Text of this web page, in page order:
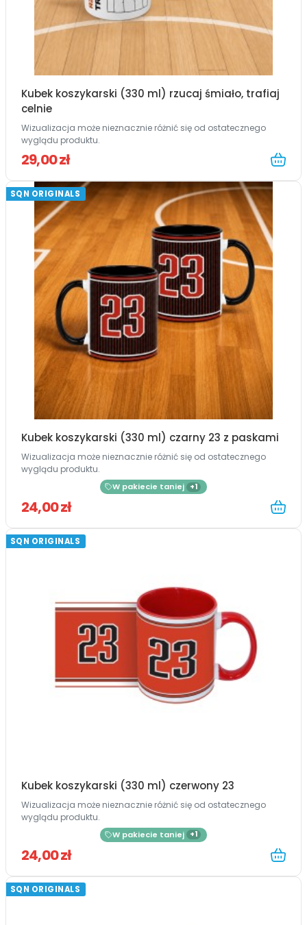
Kubek koszykarski (330 ml) rzucaj śmiało, trafiaj
celnie
Wizualizacja może nieznacznie różnić się od ostatecznego
wyglądu produktu.
29,00 zł
SQN ORIGINALS
Kubek koszykarski (330 ml) czarny 23 z paskami
Wizualizacja może nieznacznie różnić się od ostatecznego
wyglądu produktu.
W pakiecie taniej +1
24,00 zł
SQN ORIGINALS
Kubek koszykarski (330 ml) czerwony 23
Wizualizacja może nieznacznie różnić się od ostatecznego
wyglądu produktu.
W pakiecie taniej +1
24,00 zł
SQN ORIGINALS